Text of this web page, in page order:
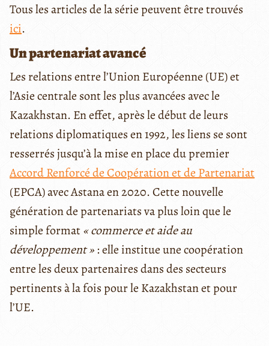
Tous les articles de la série peuvent être trouvés
ici.
Un partenariat avancé
Les relations entre l’Union Européenne (UE) et
l’Asie centrale sont les plus avancées avec le
Kazakhstan. En effet, après le début de leurs
relations diplomatiques en 1992, les liens se sont
resserrés jusqu’à la mise en place du premier
Accord Renforcé de Coopération et de Partenariat
(EPCA) avec Astana en 2020. Cette nouvelle
génération de partenariats va plus loin que le
simple format« commerce et aide au
développement »: elle institue une coopération
entre les deux partenaires dans des secteurs
pertinents à la fois pour le Kazakhstan et pour
l’UE.